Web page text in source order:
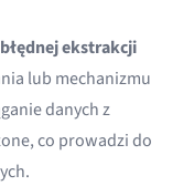
ekstrakcji
lub mechanizmu
danych z
co prowadzi do